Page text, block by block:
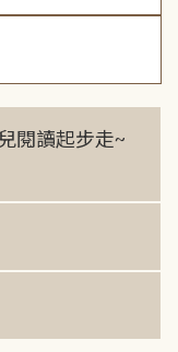
閱讀起步走~